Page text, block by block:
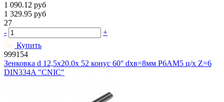
1 090.12 руб
1 329.95 руб
27
-
+
Купить
999154
Зенковка d 12,5х20.0х 52 конус 60° dхв=8мм Р6АМ5 ц/х Z=6
DIN334A "CNIC"